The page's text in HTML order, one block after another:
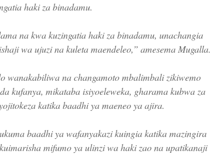
haki za binadamu.
na kwa kuzingatia haki za binadamu, unachangia
wa ujuzi na kuleta maendeleo,” amesema Mugalla.
wanakabiliwa na changamoto mbalimbali zikiwemo
kufanya, mikataba isiyoeleweka, gharama kubwa za
katika baadhi ya maeneo ya ajira.
baadhi ya wafanyakazi kuingia katika mazingira
mifumo ya ulinzi wa haki zao na upatikanaji